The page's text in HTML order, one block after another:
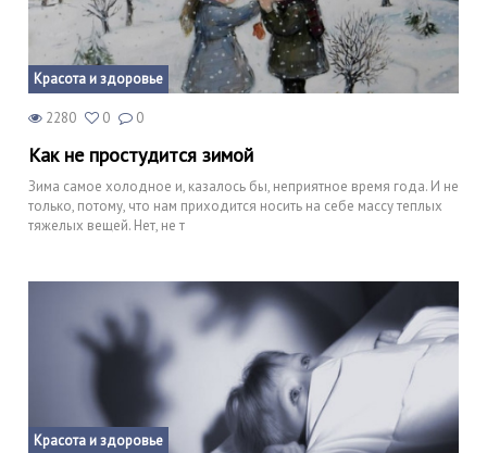
Красота и здоровье
2280 0 0
Как не простудится зимой
Зима самое холодное и, казалось бы, неприятное время года. И не
только, потому, что нам приходится носить на себе массу теплых
тяжелых вещей. Нет, не т
Красота и здоровье